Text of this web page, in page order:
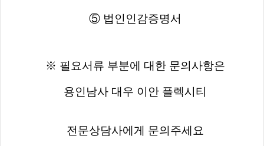
⑤ 법인인감증명서
※ 필요서류 부분에 대한 문의사항은
용인남사 대우 이안 플렉시티
전문상담사에게 문의주세요